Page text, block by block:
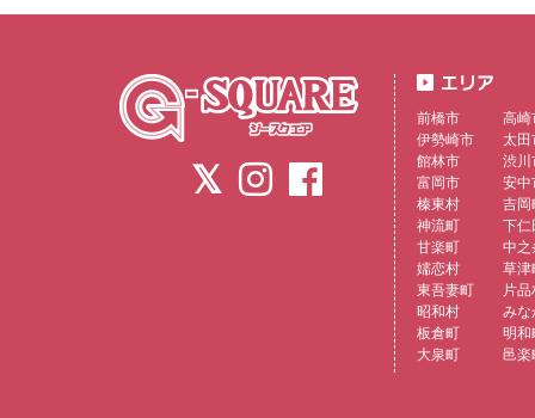
前橋市
高崎
伊勢崎市
太田
館林市
渋川
富岡市
安中
榛東村
吉岡
神流町
下仁
甘楽町
中之
嬬恋村
草津
東吾妻町
片品
昭和村
みな
板倉町
明和
大泉町
邑楽